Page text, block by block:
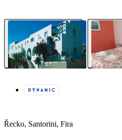
Řecko, Santorini, Fira